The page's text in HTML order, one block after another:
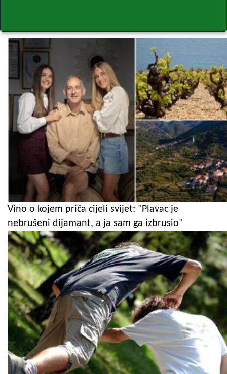
Vino o kojem priča cijeli svijet: "Plavac je
nebrušeni dijamant, a ja sam ga izbrusio"